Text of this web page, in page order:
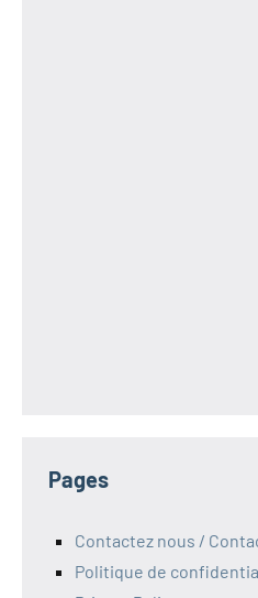
Pages
Contactez nous /
Politique de